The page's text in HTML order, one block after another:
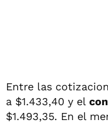
Entre las
a $1.433,40 y el
$1.493,35. En el